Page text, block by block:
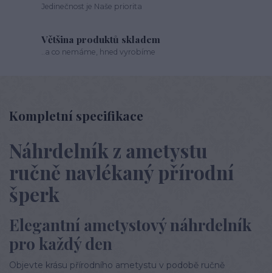
Jedinečnost je Naše priorita
Většina produktů skladem
..a co nemáme, hned vyrobíme
Kompletní specifikace
Náhrdelník z ametystu
ručně navlékaný přírodní
šperk
Elegantní ametystový náhrdelník
pro každý den
Objevte krásu přírodního ametystu v podobě ručně